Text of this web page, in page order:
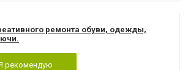
ремонта обуви, одежды,
рекомендую